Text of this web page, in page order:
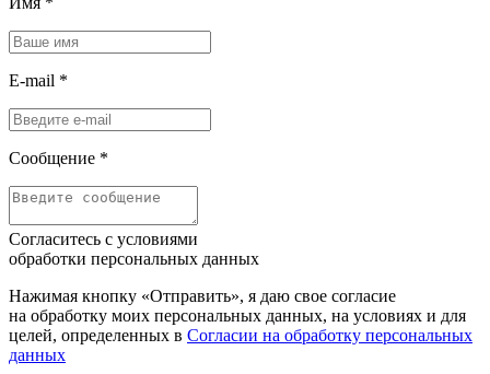
E-mail *
Сообщение *
Согласитесь с условиями
обработки персональных данных
Нажимая кнопку «Отправить», я даю свое согласие
на обработку моих персональных данных, на условиях и для
целей, определенных в Согласии на обработку персональных
данных